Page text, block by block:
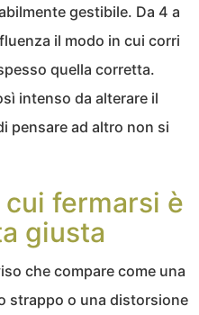
gestibile. Da 4 a
il modo in cui corri
quella corretta.
intenso da alterare il
pensare ad altro non si
fermarsi è
giusta
che compare come una
strappo o una distorsione